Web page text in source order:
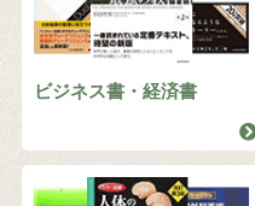
ビジネス書・経済書